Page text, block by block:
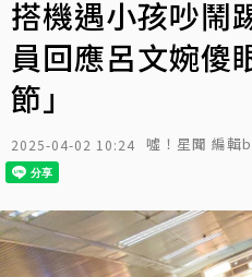
搭機遇小孩吵
員回應呂文婉傻
節」
2025-04-02 10:24 噓！星聞 編輯